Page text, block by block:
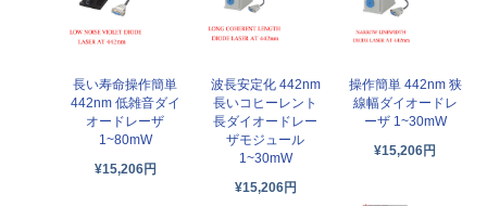
長い寿命操作簡単
442nm 低雑音ダイ
オードレーザ
1~80mW
¥15,206円
波長安定化 442nm
長いコヒーレント
長ダイオードレー
ザモジュール
1~30mW
¥15,206円
操作簡単 442nm 狭
線幅ダイオードレ
ーザ 1~30mW
¥15,206円